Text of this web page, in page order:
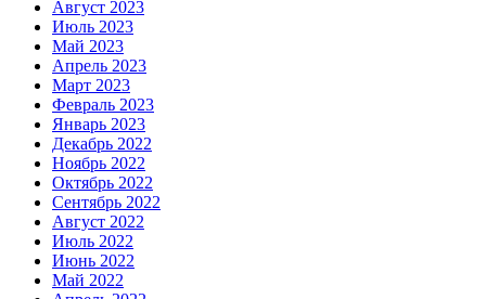
Август 2023
Июль 2023
Май 2023
Апрель 2023
Март 2023
Февраль 2023
Январь 2023
Декабрь 2022
Ноябрь 2022
Октябрь 2022
Сентябрь 2022
Август 2022
Июль 2022
Июнь 2022
Май 2022